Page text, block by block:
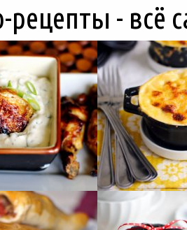
в тени кедров, а
к местам, о которых
автобусный гид....
рецепты - всё